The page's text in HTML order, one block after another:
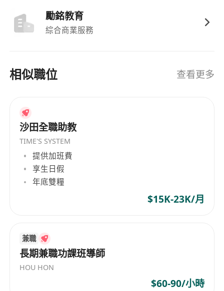
具備英語相關科系學士以上學歷，或持有國際認
可之英語教學資格（如CELTA、TESOL、TEFL
IGCSE、香港DSE或本地課程），能靈活銜接不
具同理心的方式與孩子、家長及校方/課外機構
教師有效互動。
擁有基本教育心理知識，能觀察並回應青少年情
緒變化與學習動機，善用正向引導策略建立信任
關係與學習信心。
責任感強、時間管理能力佳，能獨立規劃教學與
行政支援事務，並遵守家庭隱私規範與專業倫理
勵銘教育
綜合商業服務
相似職位 查看更多
沙田全職助教
TIME'S SYSTEM
提供加班費
享生日假
年底雙糧
$15K-23K/月
兼職
長期兼職功課班導師
HOU HON
$60-90/小時